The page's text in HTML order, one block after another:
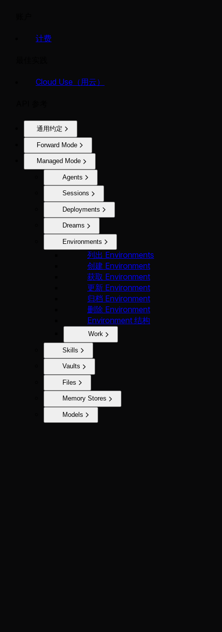
计费
Cloud Use（用云）
通用约定
Forward Mode
Managed Mode
Agents
Sessions
Deployments
Dreams
Environments
列出 Environments
创建 Environment
获取 Environment
更新 Environment
归档 Environment
删除 Environment
Environment 结构
Work
Skills
Vaults
Files
Memory Stores
Models